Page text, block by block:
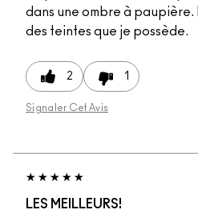
dans une ombre à paupière.
des teintes que je possède.
2 1
Signaler Cet Avis
LES MEILLEURS!